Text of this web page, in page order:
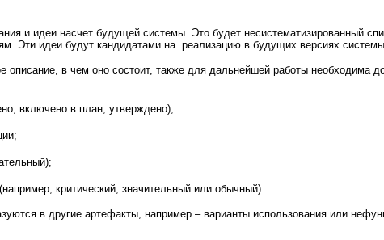
и идеи насчет будущей системы. Это будет несистематизированный
Эти идеи будут кандидатами на реализацию в будущих версиях
описание, в чем оно состоит, также для дальнейшей работы необходима
включено в план, утверждено);
критический, значительный или обычный).
в другие артефакты, например – варианты использования или